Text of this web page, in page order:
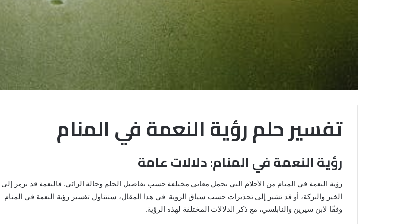
تفسير حلم رؤية النعمة في المنام
رؤية النعمة في المنام: دلالات عامة
رؤية النعمة في المنام من الأحلام التي تحمل معاني مختلفة حسب تفاصيل الحلم وحالة الرائي. فالنعمة قد ترمز إلى
الخير والبركة، أو قد تشير إلى تحذيرات حسب سياق الرؤية. في هذا المقال، سنتناول تفسير رؤية النعمة في المنام
وفقًا لابن سيرين والنابلسي، مع ذكر الدلالات المختلفة لهذه الرؤية.